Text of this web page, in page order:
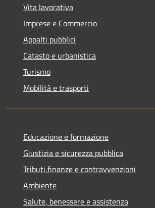
Vita lavorativa
Imprese e Commercio
Appalti pubblici
Catasto e urbanistica
Turismo
Mobilità e trasporti
Educazione e formazione
Giustizia e sicurezza pubblica
Tributi,finanze e contravvenzioni
Ambiente
Salute, benessere e assistenza